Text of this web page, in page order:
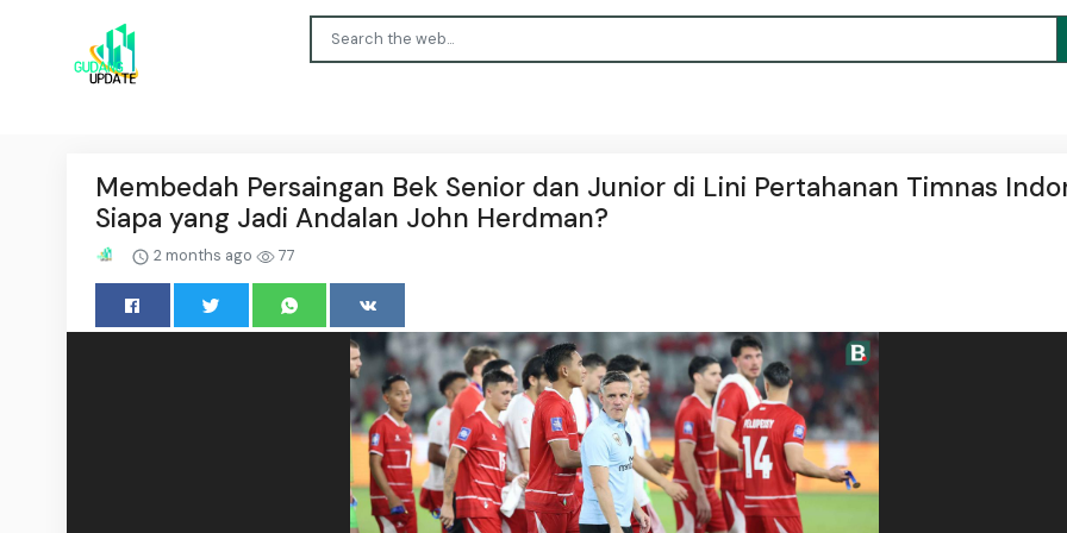
Membedah Persaingan Bek Senior dan Junior di Lini Pertahanan Timnas
Siapa yang Jadi Andalan John Herdman?
2 months ago 77